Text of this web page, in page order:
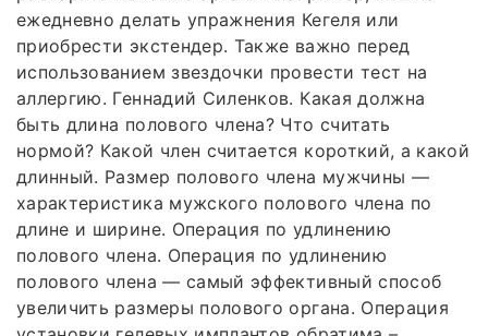
ежедневно делать упражнения Кегеля или
приобрести экстендер. Также важно перед
использованием звездочки провести тест на
аллергию. Геннадий Силенков. Какая должна
быть длина полового члена? Что считать
нормой? Какой член считается короткий, а какой
длинный. Размер полового члена мужчины —
характеристика мужского полового члена по
длине и ширине. Операция по удлинению
полового члена. Операция по удлинению
полового члена — самый эффективный способ
увеличить размеры полового органа. Операция